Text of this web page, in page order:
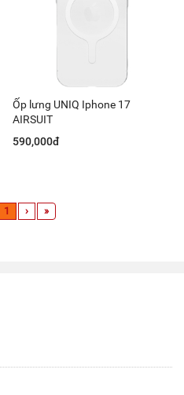
Ốp lưng UNIQ Iphone 17
AIRSUIT
590,000đ
1 › »